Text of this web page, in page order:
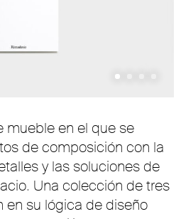
mueble en el que se
de composición con la
y las soluciones de
Una colección de tres
en su lógica de diseño